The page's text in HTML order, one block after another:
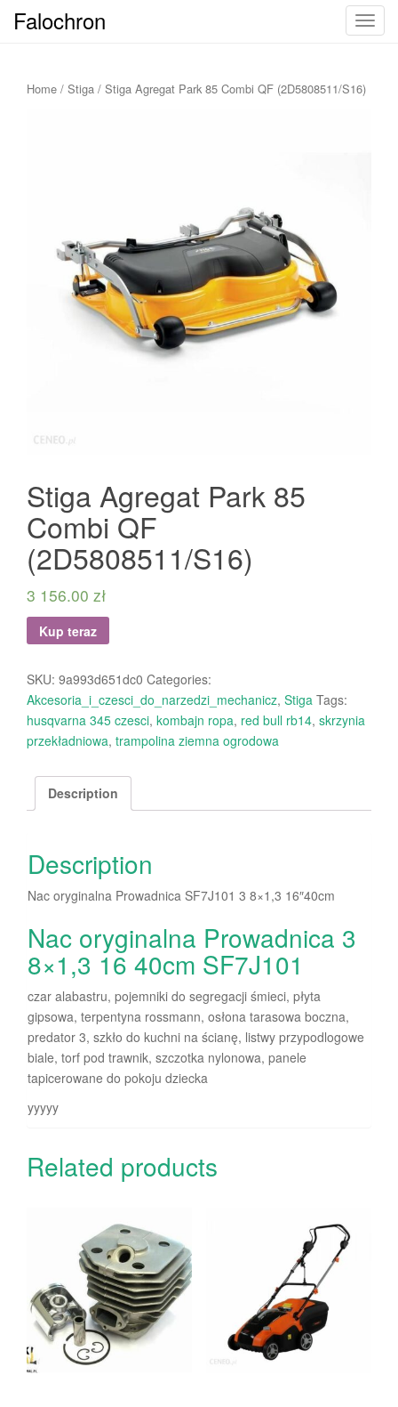
T
g
Falochron
Home / Stiga / Stiga Agregat Park 85 Combi QF (2D5808511/S16)
Stiga Agregat Park 85
Combi QF
(2D5808511/S16)
3 156.00 zł
Kup teraz
SKU: 9a993d651dc0 Categories:
Akcesoria_i_czesci_do_narzedzi_mechanicz, Stiga Tags:
husqvarna 345 czesci, kombajn ropa, red bull rb14, skrzynia
przekładniowa, trampolina ziemna ogrodowa
Description
Description
Nac oryginalna Prowadnica SF7J101 3 8×1,3 16″40cm
Nac oryginalna Prowadnica 3
8×1,3 16 40cm SF7J101
czar alabastru, pojemniki do segregacji śmieci, płyta
gipsowa, terpentyna rossmann, osłona tarasowa boczna,
predator 3, szkło do kuchni na ścianę, listwy przypodlogowe
biale, torf pod trawnik, szczotka nylonowa, panele
tapicerowane do pokoju dziecka
yyyyy
Related products